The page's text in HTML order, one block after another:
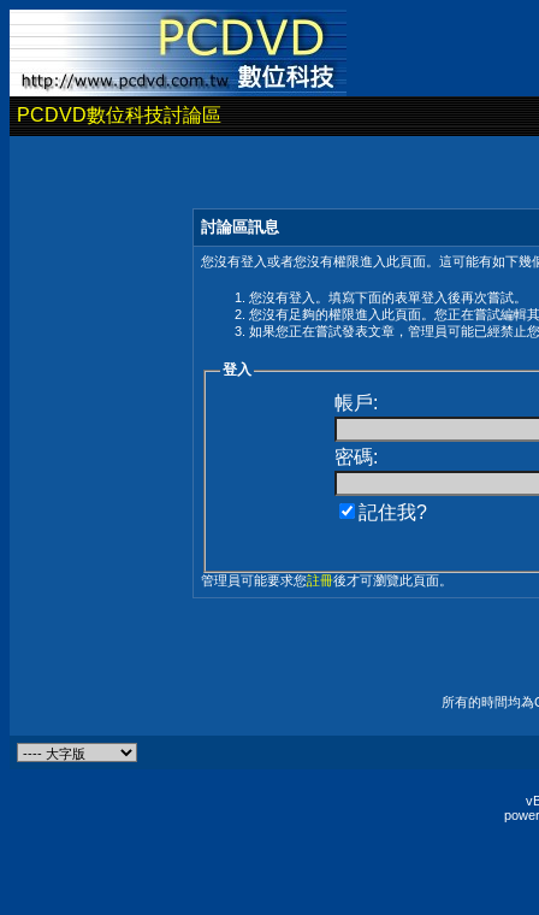
PCDVD數位科技討論區
討論區訊息
您沒有登入或者您沒有權限進入此頁面。這可能有如下幾
您沒有登入。填寫下面的表單登入後再次嘗試。
您沒有足夠的權限進入此頁面。您正在嘗試編輯
如果您正在嘗試發表文章，管理員可能已經禁止
登入
帳戶:
密碼:
記住我?
管理員可能要求您註冊後才可瀏覽此頁面。
所有的時間均為